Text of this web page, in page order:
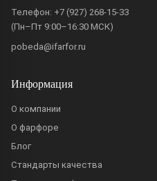
Телефон: +7 (927) 268-15-33
(Пн–Пт 9:00–16:30 МСК)
pobeda@ifarfor.ru
Информация
О компании
О фарфоре
Блог
Стандарты качества